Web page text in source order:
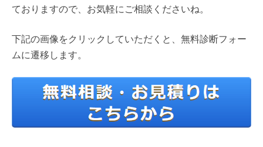
ておりますので、お気軽にご相談くださいね。
下記の画像をクリックしていただくと、無料診断フォー
ムに遷移します。